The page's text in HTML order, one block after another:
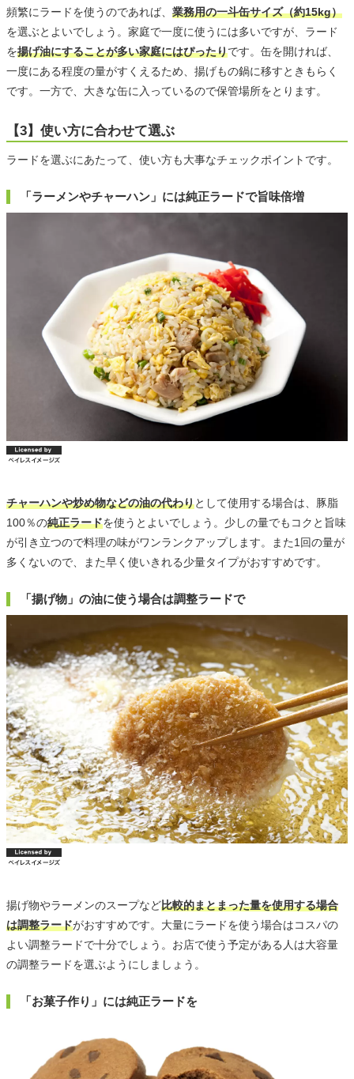
頻繁にラードを使うのであれば、 業務用の一斗缶サイズ（約15kg）
を選ぶとよいでしょう。家庭で一度に使うには多いですが、ラード
を揚げ油にすることが多い家庭にはぴったりです。缶を開ければ、
一度にある程度の量がすくえるため、揚げもの鍋に移すときもらく
です。一方で、大きな缶に入っているので保管場所をとります。
【3】使い方に合わせて選ぶ
ラードを選ぶにあたって、使い方も大事なチェックポイントです。
「ラーメンやチャーハン」には純正ラードで旨味倍増
チャーハンや炒め物などの油の代わりとして使用する場合は、豚脂
100％の純正ラードを使うとよいでしょう。少しの量でもコクと旨味
が引き立つので料理の味がワンランクアップします。また1回の量が
多くないので、また早く使いきれる少量タイプがおすすめです。
「揚げ物」の油に使う場合は調整ラードで
揚げ物やラーメンのスープなど比較的まとまった量を使用する場合
は調整ラードがおすすめです。大量にラードを使う場合はコスパの
よい調整ラードで十分でしょう。お店で使う予定がある人は大容量
の調整ラードを選ぶようにしましょう。
「お菓子作り」には純正ラードを